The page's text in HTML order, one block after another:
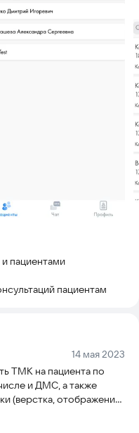
пациентами
пациентам
Дата:
14 мая 2023
ТМК на пациента по
и ДМС, а также
(верстка, отображение